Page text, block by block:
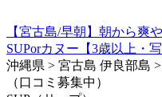
【宮古島/早朝】朝から爽
SUPorカヌー【3歳以上・
沖縄県 > 宮古島 伊良部島
（口コミ募集中）